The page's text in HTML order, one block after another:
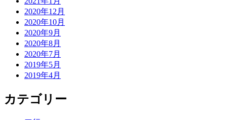
2020年12月
2020年10月
2020年9月
2020年8月
2020年7月
2019年5月
2019年4月
カテゴリー